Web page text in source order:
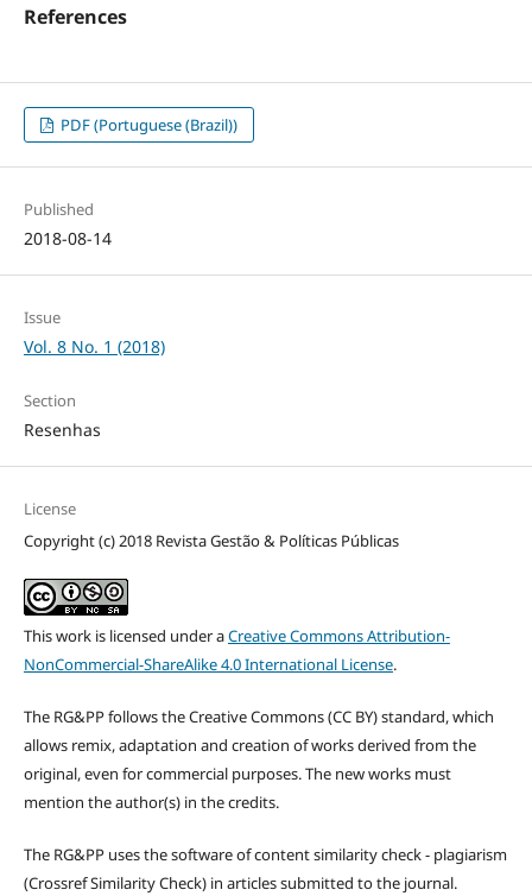
References
PDF (Portuguese (Brazil))
Published
2018-08-14
Issue
Vol. 8 No. 1 (2018)
Section
Resenhas
License
Copyright (c) 2018 Revista Gestão & Políticas Públicas
This work is licensed under aCreative Commons Attribution-
NonCommercial-ShareAlike 4.0 International License.
The RG&PP follows the Creative Commons (CC BY) standard, which
allows remix, adaptation and creation of works derived from the
original, even for commercial purposes. The new works must
mention the author(s) in the credits.
The RG&PP uses the software of content similarity check - plagiarism
(Crossref Similarity Check) in articles submitted to the journal.